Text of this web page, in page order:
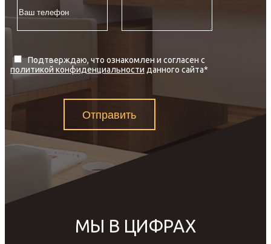
Подтверждаю, что ознакомлен и согласен с
политикой конфиденциальности данного сайта*
Отправить
МЫ В ЦИФРАХ